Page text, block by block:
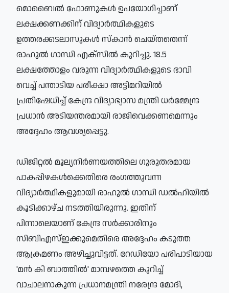
മൊബൈല്‍ ഫോണുകള്‍ ഉപയോഗിച്ചാണ്
ലക്ഷക്കണക്കിന് വിദ്യാര്‍ത്ഥികളുടെ
ഉത്തരക്കടലാസുകള്‍ സ്‌കാന്‍ ചെയ്തതെന്ന്
രാഹുല്‍ ഗാന്ധി എക്‌സില്‍ കുറിച്ചു. 18.5
ലക്ഷത്തോളം വരുന്ന വിദ്യാര്‍ത്ഥികളുടെ ഭാവി
വെച്ച് പന്താടിയ പരീക്ഷാ അട്ടിമറിയില്‍
പ്രതിഷേധിച്ച് കേന്ദ്ര വിദ്യാഭ്യാസ മന്ത്രി ധര്‍മ്മേന്ദ്ര
പ്രധാന്‍ അടിയന്തരമായി രാജിവെക്കണമെന്നും
അദ്ദേഹം ആവശ്യപ്പെട്ടു.
ഡിജിറ്റല്‍ മൂല്യനിര്‍ണയത്തിലെ ഗുരുതരമായ
പാകപ്പിഴകള്‍ക്കെതിരെ രംഗത്തുവന്ന
വിദ്യാര്‍ത്ഥികളുമായി രാഹുല്‍ ഗാന്ധി ഡല്‍ഹിയില്‍
കൂടിക്കാഴ്ച നടത്തിയിരുന്നു. ഇതിന്
പിന്നാലെയാണ് കേന്ദ്ര സര്‍ക്കാരിനും
സിബിഎസ്ഇക്കുമെതിരെ അദ്ദേഹം കടുത്ത
ആക്രമണം അഴിച്ചുവിട്ടത്. റേഡിയോ പരിപാടിയായ
'മന്‍ കി ബാത്തില്‍' മാമ്പഴത്തെ കുറിച്ച്
വാചാലനാകുന്ന പ്രധാനമന്ത്രി നരേന്ദ്ര മോദി,